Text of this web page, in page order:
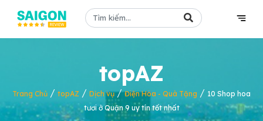
topAZ
Trang Chủ / topAZ / Dịch vụ/Điện Hoa - Quà Tặng / 10 Shop hoa
tươi ở Quận 9 uy tín tốt nhất